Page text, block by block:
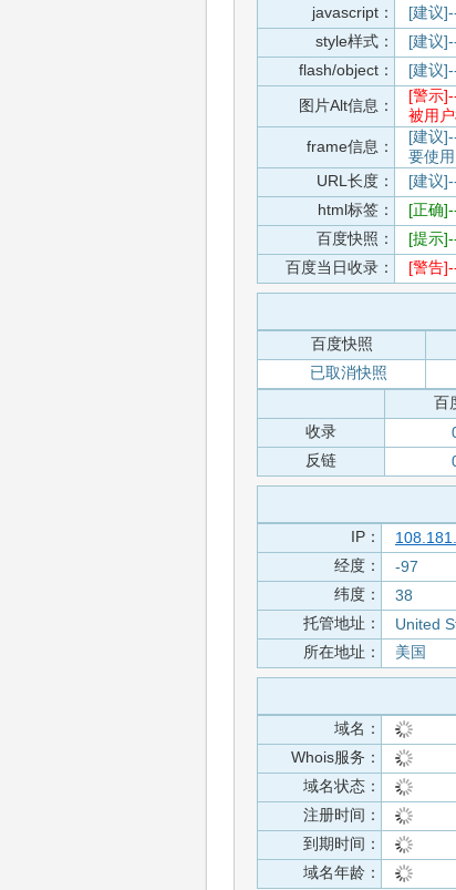
javascript：
[建议
style样式：
[建议
flash/object：
[建议
图片Alt信息：
[警示
被用
frame信息：
[建议
要使用
URL长度：
[建议
html标签：
[正确
百度快照：
[提示
百度当日收录：
[警告
百度快照
已取消快照
百
收录
反链
IP：
经度：
-97
纬度：
38
托管地址：
United
所在地址：
美国
域名：
Whois服务：
域名状态：
注册时间：
到期时间：
域名年龄：